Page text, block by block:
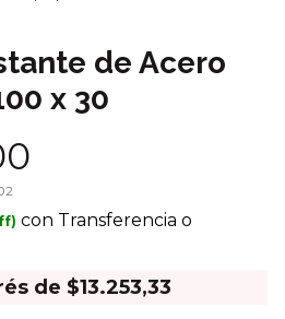
de Acero
x 30
con Transferencia o
de $13.253,33